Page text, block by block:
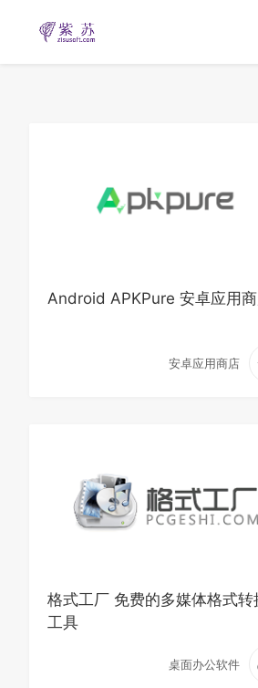
Android APKPure 安卓应用
安卓应用商店
格式工厂 免费的多媒体格式转
工具
桌面办公软件